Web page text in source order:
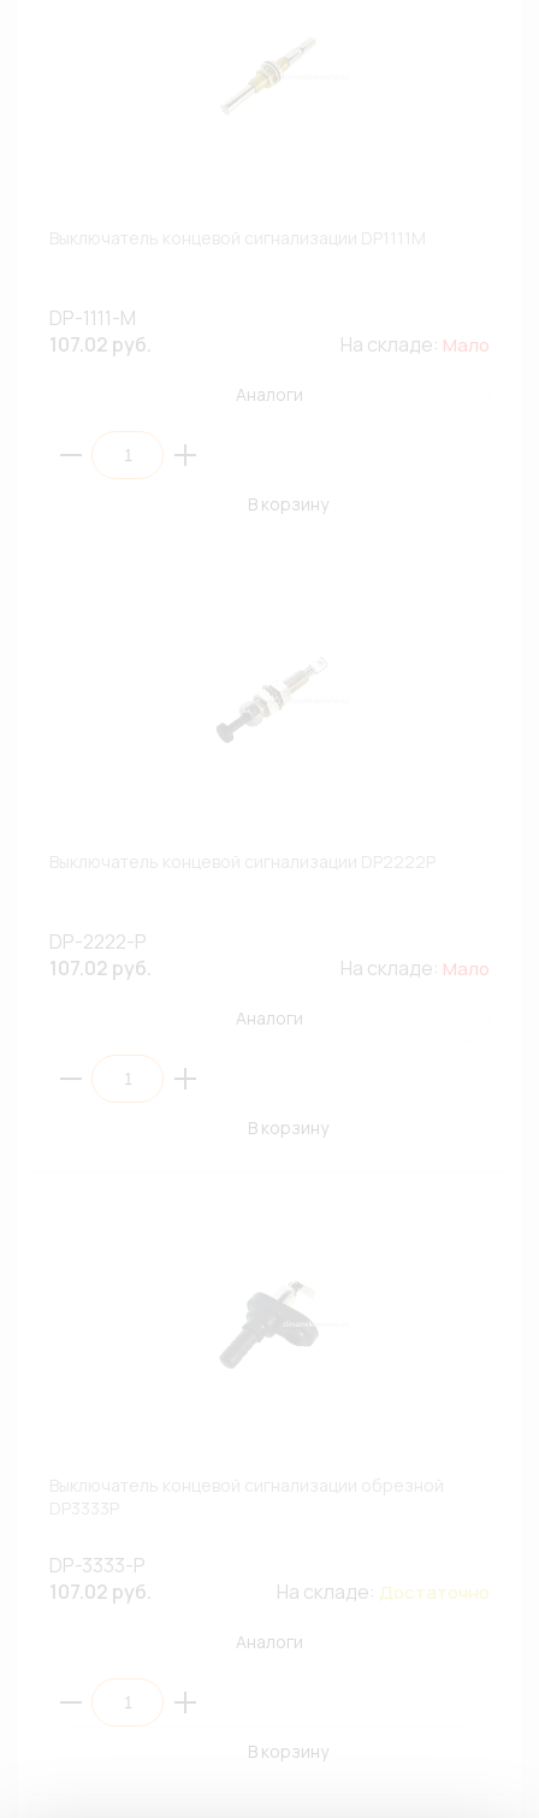
DP-1111-M
107.02 руб.
На складе: Мало
Аналоги
В корзину
DP-2222-P
107.02 руб.
На складе: Мало
Аналоги
В корзину
DP-3333-P
107.02 руб.
На складе: Достаточно
Аналоги
В корзину